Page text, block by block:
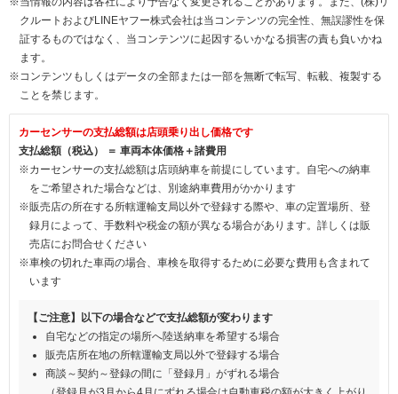
クルートおよびLINEヤフー株式会社は当コンテンツの完全性、無誤謬性を保
証するものではなく、当コンテンツに起因するいかなる損害の責も負いかね
ます。
※コンテンツもしくはデータの全部または一部を無断で転写、転載、複製する
ことを禁じます。
カーセンサーの支払総額は店頭乗り出し価格です
支払総額（税込） ＝ 車両本体価格＋諸費用
※カーセンサーの支払総額は店頭納車を前提にしています。自宅への納車
をご希望された場合などは、別途納車費用がかかります
※販売店の所在する所轄運輸支局以外で登録する際や、車の定置場所、登
録月によって、手数料や税金の額が異なる場合があります。詳しくは販
売店にお問合せください
※車検の切れた車両の場合、車検を取得するために必要な費用も含まれて
います
【ご注意】以下の場合などで支払総額が変わります
自宅などの指定の場所へ陸送納車を希望する場合
販売店所在地の所轄運輸支局以外で登録する場合
商談～契約～登録の間に「登録月」がずれる場合